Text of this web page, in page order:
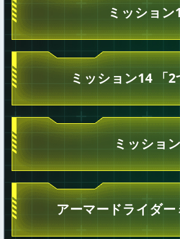
ミッショ
ミッション14 「
ミッショ
アーマードライダ